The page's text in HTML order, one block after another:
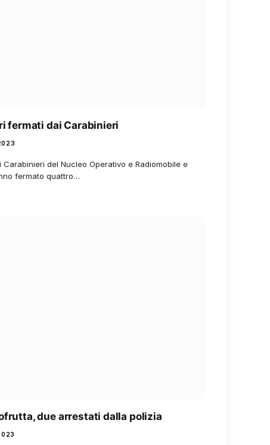
fermati dai Carabinieri
del Nucleo Operativo e Radiomobile e
fermato quattro…
due arrestati dalla polizia